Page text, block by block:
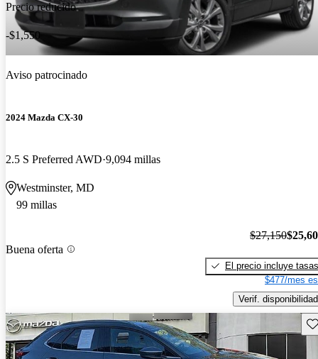
Precio reducido
-$1,550
Aviso patrocinado
2024 Mazda CX-30
2.5 S Preferred AWD 9,094 millas
Westminster, MD
99 millas
Buena oferta
$27,150
El precio incluye tasas
$477/mes
Verif. disponibilidad